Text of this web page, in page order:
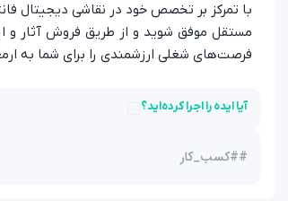
با تمرکز بر تخصص خود در نقاشی دیجیتال
مستقل موفق شوید و از طریق فروش آثار و
فرصت‌های شغلی ارزشمندی را برای شما به
آیا ایده را اجرا کرده‌اید؟
##کسب_کار